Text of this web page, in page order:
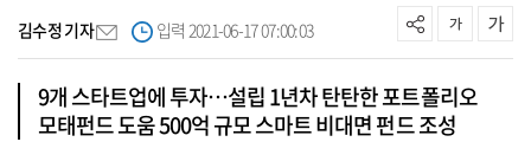
김수정 기자 입력 2021-06-17 07:00:03
9개 스타트업에 투자…설립 1년차 탄탄한 포트폴리오
모태펀드 도움 500억 규모 스마트 비대면 펀드 조성